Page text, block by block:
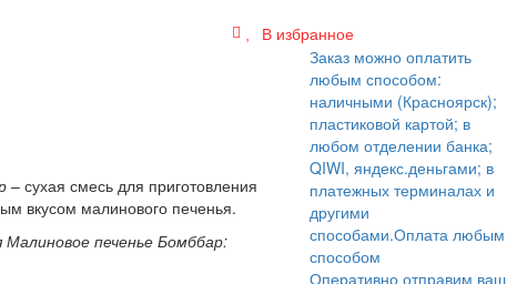
В избранное
– сухая смесь для приготовления
вкусом малинового печенья.
печенье Бомббар:
Заказ можно оплатить
любым способом:
наличными (Красноярск);
пластиковой картой; в
любом отделении банка;
QIWI, яндекс.деньгами; в
платежных терминалах и
другими
способами.Оплата любым
способом
Оперативно отправим ваш